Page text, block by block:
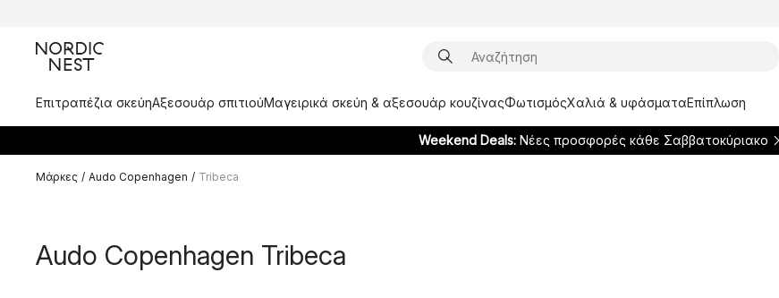
Επιτραπέζια σκεύηΑξεσουάρ σπιτιούΜαγειρικά σκεύη & αξεσουάρ κουζίναςΦωτισμόςΧαλιά & υφάσματαΕπίπλωση
Weekend Deals: Νέες προσφορές κάθε Σαββατοκύριακο
Μάρκες / Audo Copenhagen / Tribeca
Audo Copenhagen Tribeca